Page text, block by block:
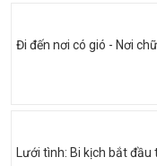
Đi đến nơi có gió - Nơi
Lưới tình: Bi kịch bắt